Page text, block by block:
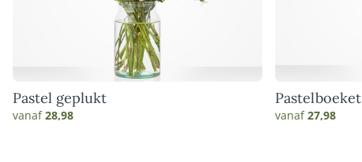
Pastel geplukt
vanaf28,98
Pastelboeket
vanaf27,98